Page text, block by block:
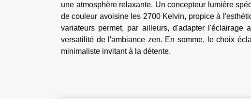
une atmosphère relaxante. Un concepteur lumière
de couleur avoisine les 2700 Kelvin, propice à
variateurs permet, par ailleurs, d'adapter
versatilité de l'ambiance zen. En somme, le choix
minimaliste invitant à la détente.